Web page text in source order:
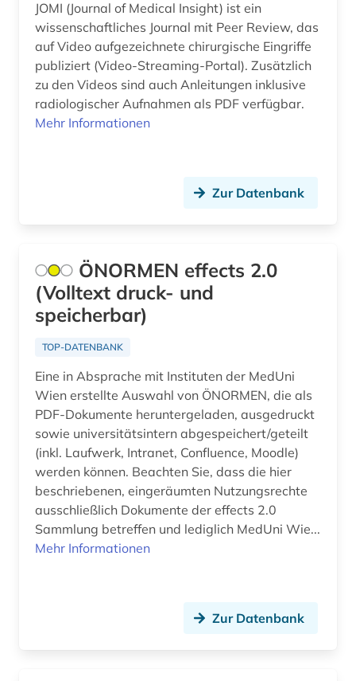
anatomie (2)
and criticism (1)
andreas (1)
annette von droste-hülshoff (1)
antarktis (1)
anthologie (2)
anthropologie (4)
anthroposophische medizin (1)
antibiotikaresistenz (1)
antike (3)
Europa (50)
Finnland (12)
Frankreich (23)
GUS (2)
Hessen (8)
Irland (4)
Israel (10)
Italien (18)
Japan (3)
Jugoslawien (3)
Kanada (7)
Korea (2)
JOMI (Journal of Medical Insight) ist ein
wissenschaftliches Journal mit Peer Review, das
auf Video aufgezeichnete chirurgische Eingriffe
publiziert (Video-Streaming-Portal). Zusätzlich
zu den Videos sind auch Anleitungen inklusive
radiologischer Aufnahmen als PDF verfügbar.
Mehr Informationen
Zur Datenbank
ÖNORMEN effects 2.0
(Volltext druck- und
speicherbar)
TOP-DATENBANK
Eine in Absprache mit Instituten der MedUni
Wien erstellte Auswahl von ÖNORMEN, die als
PDF-Dokumente heruntergeladen, ausgedruckt
sowie universitätsintern abgespeichert/geteilt
(inkl. Laufwerk, Intranet, Confluence, Moodle)
werden können. Beachten Sie, dass die hier
beschriebenen, eingeräumten Nutzungsrechte
ausschließlich Dokumente der effects 2.0
Sammlung betreffen und lediglich MedUni Wie...
Mehr Informationen
Zur Datenbank